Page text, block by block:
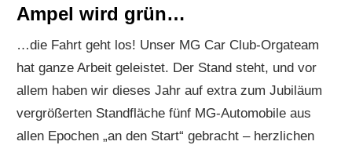
Ampel wird grün…
…die Fahrt geht los! Unser MG Car Club-Orgateam
hat ganze Arbeit geleistet. Der Stand steht, und vor
allem haben wir dieses Jahr auf extra zum Jubiläum
vergrößerten Standfläche fünf MG-Automobile aus
allen Epochen „an den Start“ gebracht – herzlichen